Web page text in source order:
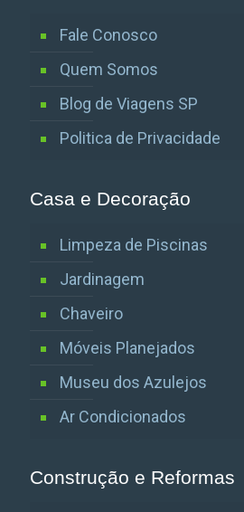
Fale Conosco
Quem Somos
Blog de Viagens SP
Politica de Privacidade
Casa e Decoração
Limpeza de Piscinas
Jardinagem
Chaveiro
Móveis Planejados
Museu dos Azulejos
Ar Condicionados
Construção e Reformas